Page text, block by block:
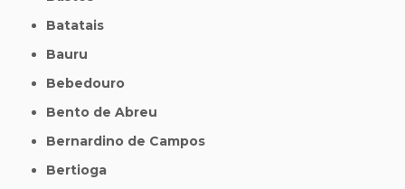
Batatais
Bauru
Bebedouro
Bento de Abreu
Bernardino de Campos
Bertioga